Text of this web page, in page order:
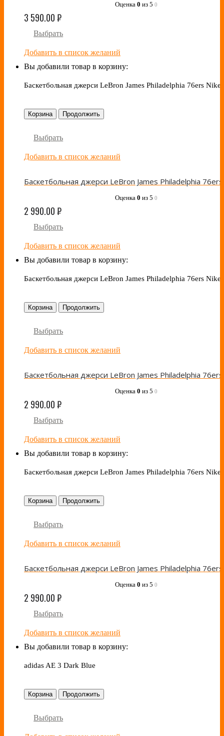
Оценка 0 из 5 0
3 590.00₽
Выбрать
Добавить в список желаний
Вы добавили товар в корзину:
Баскетбольная джерси LeBron James Philadelphia 76ers Nike
Корзина Продолжить
Выбрать
Добавить в список желаний
Оценка 0 из 5 0
2 990.00₽
Выбрать
Добавить в список желаний
Вы добавили товар в корзину:
Баскетбольная джерси LeBron James Philadelphia 76ers Nike
Корзина Продолжить
Выбрать
Добавить в список желаний
Оценка 0 из 5 0
2 990.00₽
Выбрать
Добавить в список желаний
Вы добавили товар в корзину:
Баскетбольная джерси LeBron James Philadelphia 76ers Nike
Корзина Продолжить
Выбрать
Добавить в список желаний
Оценка 0 из 5 0
2 990.00₽
Выбрать
Добавить в список желаний
Вы добавили товар в корзину:
adidas AE 3 Dark Blue
Корзина Продолжить
Выбрать